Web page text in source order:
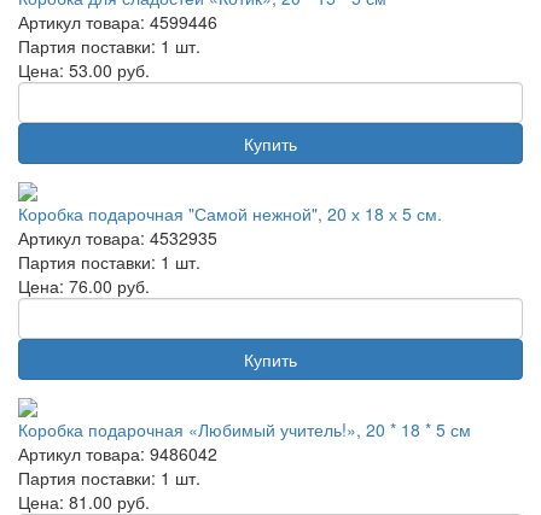
Артикул товара: 4599446
Партия поставки: 1 шт.
Цена: 53.00 руб.
Купить
Коробка подарочная "Самой нежной", 20 х 18 х 5 см.
Артикул товара: 4532935
Партия поставки: 1 шт.
Цена: 76.00 руб.
Купить
Коробка подарочная «Любимый учитель!», 20 * 18 * 5 см
Артикул товара: 9486042
Партия поставки: 1 шт.
Цена: 81.00 руб.